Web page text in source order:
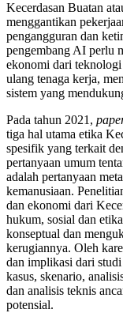
Kecerdasan Buatan
menggantikan
pengangguran dan
pengembang AI perlu
ekonomi dari teknologi
ulang tenaga kerja,
sistem yang
Pada tahun 2021,
tiga hal utama etika
spesifik yang terkait
pertanyaan umum
adalah pertanyaan
kemanusiaan.
dan ekonomi dari
hukum, sosial dan
konseptual dan
kerugiannya. Oleh
dan implikasi dari
kasus, skenario,
dan analisis teknis
potensial.